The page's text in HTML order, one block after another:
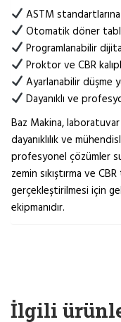
ASTM
Otomatik döner
Programlanabilir
Proktor ve CBR
Ayarlanabilir düşme
Dayanıklı ve
Baz Makina,
dayanıklılık ve
profesyonel çözümler
zemin sıkıştırma ve
gerçekleştirilmesi için
ekipmanıdır.
İlgili